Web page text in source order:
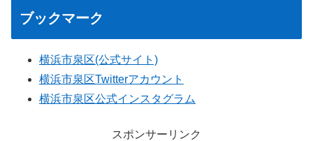
ブックマーク
横浜市泉区(公式サイト)
横浜市泉区Twitterアカウント
横浜市泉区公式インスタグラム
スポンサーリンク